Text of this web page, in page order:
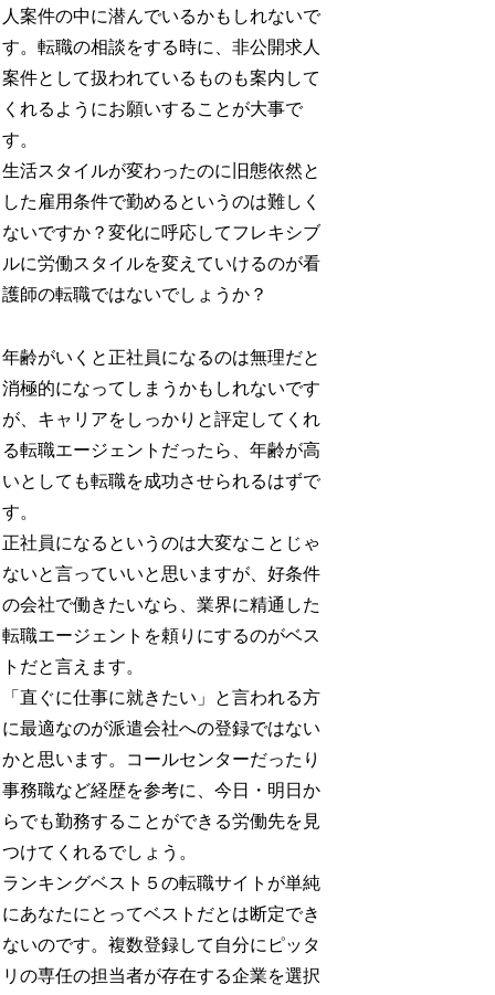
人案件の中に潜んでいるかもしれないで
す。転職の相談をする時に、非公開求人
案件として扱われているものも案内して
くれるようにお願いすることが大事で
す。
生活スタイルが変わったのに旧態依然と
した雇用条件で勤めるというのは難しく
ないですか？変化に呼応してフレキシブ
ルに労働スタイルを変えていけるのが看
護師の転職ではないでしょうか？
年齢がいくと正社員になるのは無理だと
消極的になってしまうかもしれないです
が、キャリアをしっかりと評定してくれ
る転職エージェントだったら、年齢が高
いとしても転職を成功させられるはずで
す。
正社員になるというのは大変なことじゃ
ないと言っていいと思いますが、好条件
の会社で働きたいなら、業界に精通した
転職エージェントを頼りにするのがベス
トだと言えます。
「直ぐに仕事に就きたい」と言われる方
に最適なのが派遣会社への登録ではない
かと思います。コールセンターだったり
事務職など経歴を参考に、今日・明日か
らでも勤務することができる労働先を見
つけてくれるでしょう。
ランキングベスト５の転職サイトが単純
にあなたにとってベストだとは断定でき
ないのです。複数登録して自分にピッタ
リの専任の担当者が存在する企業を選択